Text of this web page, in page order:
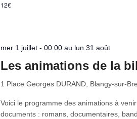
12€
mer 1 juillet - 00:00 au lun 31 août
Les animations de la
1 Place Georges DURAND, Blangy-sur-
Voici le programme des animations à
documents : romans, documentaires,